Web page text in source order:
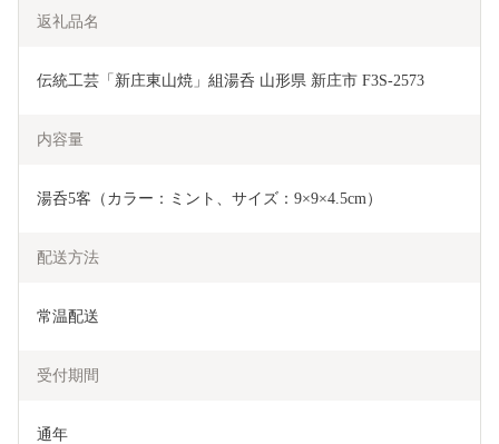
返礼品名
伝統工芸「新庄東山焼」組湯呑 山形県 新庄市 F3S-2573
内容量
湯呑5客（カラー：ミント、サイズ：9×9×4.5cm）
配送方法
常温配送
受付期間
通年